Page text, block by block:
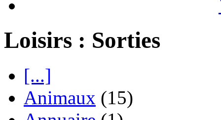
Loisirs : Sorties
[...]
Animaux (15)